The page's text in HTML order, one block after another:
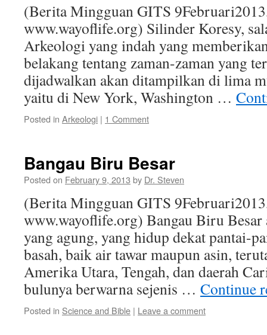
(Berita Mingguan GITS
www.wayoflife.org) Silinder Koresy,
Arkeologi yang indah yang
belakang tentang zaman-zaman yang
dijadwalkan akan ditampilkan di lima
yaitu di New York, Washington …
Posted in Arkeologi | 1 Comment
Bangau Biru Besar
Posted on February 9, 2013 by Dr. Steven
(Berita Mingguan GITS
www.wayoflife.org) Bangau Biru Besar
yang agung, yang hidup dekat pantai-
basah, baik air tawar maupun asin,
Amerika Utara, Tengah, dan daerah
bulunya berwarna sejenis … Continue
Posted in Science and Bible | Leave a comment